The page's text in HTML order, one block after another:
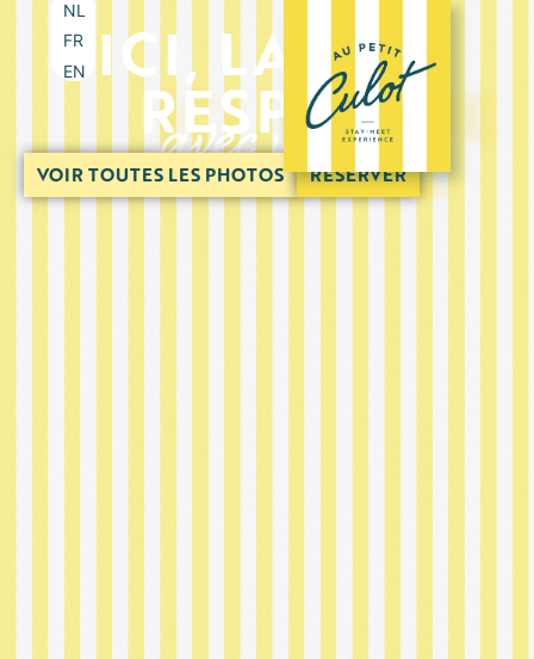
NL
FR
EN
ICI, LA VUE
RESPIRE
avec vous.
VOIR TOUTES LES PHOTOS RÉSERVER